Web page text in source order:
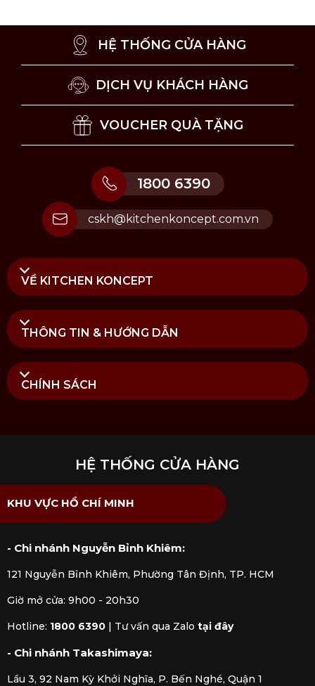
HỆ THỐNG CỬA HÀNG
DỊCH VỤ KHÁCH HÀNG
VOUCHER QUÀ TẶNG
1800 6390
cskh@kitchenkoncept.com.vn
VỀ KITCHEN KONCEPT
THÔNG TIN & HƯỚNG DẪN
CHÍNH SÁCH
HỆ THỐNG CỬA HÀNG
KHU VỰC HỒ CHÍ MINH
- Chi nhánh Nguyễn Bỉnh Khiêm:
121 Nguyễn Bỉnh Khiêm, Phường Tân Định, TP. HCM
Giờ mở cửa: 9h00 - 20h30
Hotline: 1800 6390 | Tư vấn qua Zalo tại đây
- Chi nhánh Takashimaya:
Lầu 3, 92 Nam Kỳ Khởi Nghĩa, P. Bến Nghé, Quận 1